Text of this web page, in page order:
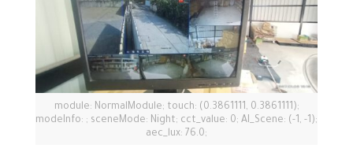
module: NormalModule; touch: (0.3861111, 0.3861111);
modeInfo: ; sceneMode: Night; cct_value: 0; AI_Scene: (-1, -1);
aec_lux: 76.0;